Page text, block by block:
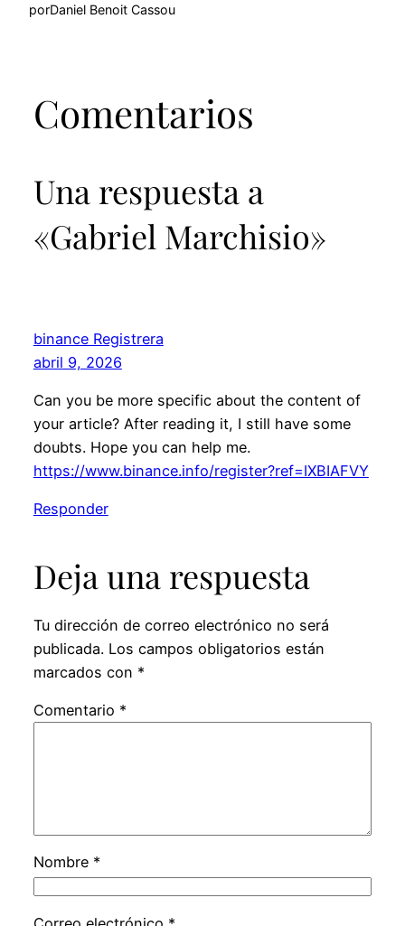
porDaniel Benoit Cassou
Comentarios
Una respuesta a
«Gabriel Marchisio»
binance Registrera
abril 9, 2026
Can you be more specific about the content of
your article? After reading it, I still have some
doubts. Hope you can help me.
https://www.binance.info/register?ref=IXBIAFVY
Responder
Deja una respuesta
Tu dirección de correo electrónico no será
publicada. Los campos obligatorios están
marcados con *
Comentario *
Nombre *